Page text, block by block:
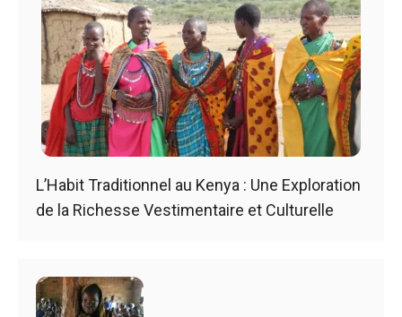
L’Habit Traditionnel au Kenya : Une Exploration
de la Richesse Vestimentaire et Culturelle